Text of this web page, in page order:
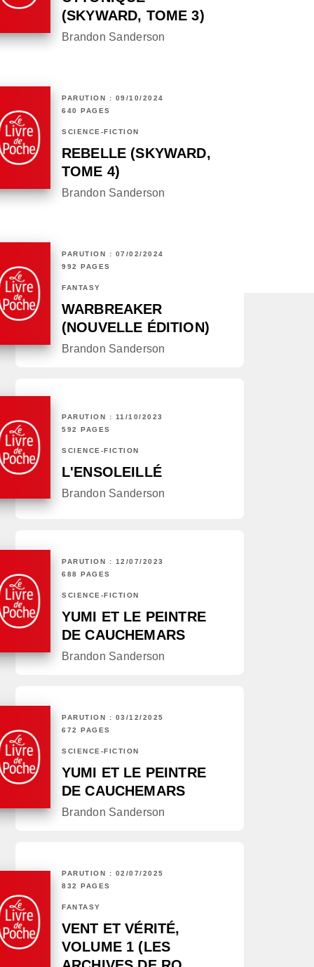
(SKYWARD, TOME 3)
Brandon Sanderson
PARUTION : 09/10/2024
640 PAGES
SCIENCE-FICTION
REBELLE (SKYWARD,
TOME 4)
Brandon Sanderson
PARUTION : 07/02/2024
992 PAGES
FANTASY
WARBREAKER
(NOUVELLE ÉDITION)
Brandon Sanderson
PARUTION : 11/10/2023
592 PAGES
SCIENCE-FICTION
L'ENSOLEILLÉ
Brandon Sanderson
PARUTION : 12/07/2023
688 PAGES
SCIENCE-FICTION
YUMI ET LE PEINTRE
DE CAUCHEMARS
Brandon Sanderson
PARUTION : 03/12/2025
672 PAGES
SCIENCE-FICTION
YUMI ET LE PEINTRE
DE CAUCHEMARS
Brandon Sanderson
PARUTION : 02/07/2025
832 PAGES
FANTASY
VENT ET VÉRITÉ,
VOLUME 1 (LES